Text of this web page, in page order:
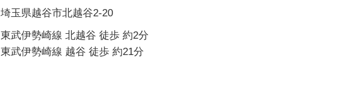
埼玉県越谷市北越谷2-20
東武伊勢崎線 北越谷 徒歩 約2分
東武伊勢崎線 越谷 徒歩 約21分